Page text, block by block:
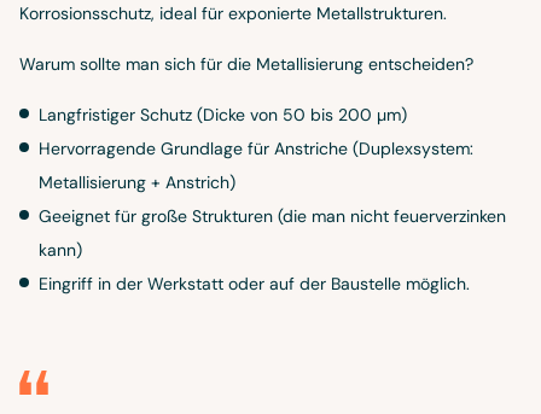
Korrosionsschutz, ideal für exponierte Metallstrukturen.
Warum sollte man sich für die Metallisierung entscheiden?
Langfristiger Schutz (Dicke von 50 bis 200 µm)
Hervorragende Grundlage für Anstriche (Duplexsystem:
Metallisierung + Anstrich)
Geeignet für große Strukturen (die man nicht feuerverzinken
kann)
Eingriff in der Werkstatt oder auf der Baustelle möglich.